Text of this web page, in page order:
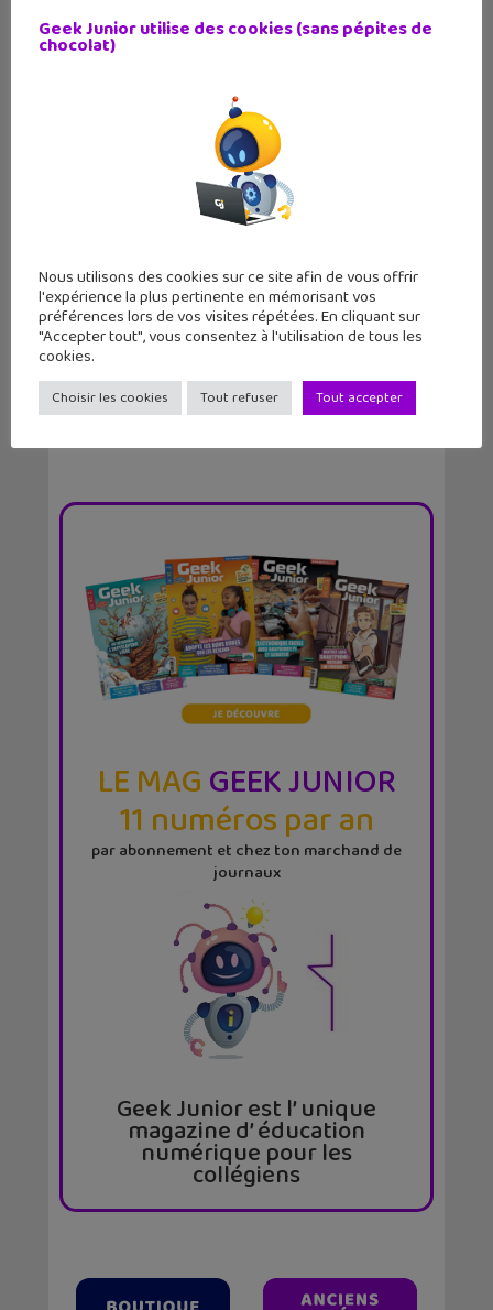
Les stickers Snapchat débarquent
chez iMessage et...
LE MAGGEEK JUNIOR
11 numéros par an
par abonnement et chez ton marchand de
journaux
Geek Junior est l’ unique
magazine d’ éducation
numérique pour les
collégiens
Geek Junior utilise des cookies (sans pépites de
chocolat)
Nous utilisons des cookies sur ce site afin de vous offrir
l'expérience la plus pertinente en mémorisant vos
préférences lors de vos visites répétées. En cliquant sur
"Accepter tout", vous consentez à l'utilisation de tous les
cookies.
Choisir les cookies Tout refuser Tout accepter